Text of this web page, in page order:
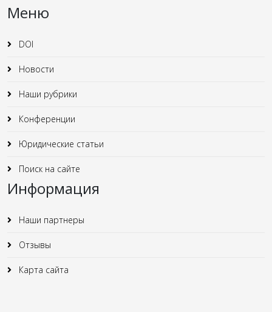
Меню
DOI
Новости
Наши рубрики
Конференции
Юридические статьи
Поиск на сайте
Информация
Наши партнеры
Отзывы
Карта сайта